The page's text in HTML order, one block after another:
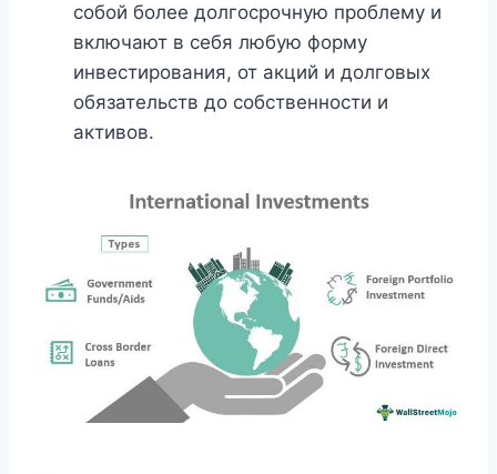
собой более долгосрочную проблему и
включают в себя любую форму
инвестирования, от акций и долговых
обязательств до собственности и
активов.